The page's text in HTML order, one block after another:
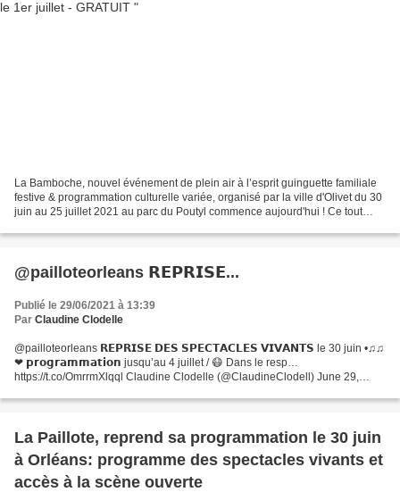
La Bamboche, nouvel événement de plein air à l’esprit guinguette familiale
festive & programmation culturelle variée, organisé par la ville d'Olivet du 30
juin au 25 juillet 2021 au parc du Poutyl commence aujourd'hui ! Ce tout
@pailloteorleans 𝗥𝗘𝗣𝗥𝗜𝗦𝗘...
Publié le 29/06/2021 à 13:39
Par Claudine Clodelle
@pailloteorleans 𝗥𝗘𝗣𝗥𝗜𝗦𝗘 𝗗𝗘𝗦 𝗦𝗣𝗘𝗖𝗧𝗔𝗖𝗟𝗘𝗦 𝗩𝗜𝗩𝗔𝗡𝗧𝗦 le 30 juin •♫♫
❤ 𝗽𝗿𝗼𝗴𝗿𝗮𝗺𝗺𝗮𝘁𝗶𝗼𝗻 jusqu’au 4 juillet / 😷 Dans le resp…
https://t.co/OmrrmXlqql Claudine Clodelle (@ClaudineClodell) June 29,
La Paillote, reprend sa programmation le 30 juin
à Orléans: programme des spectacles vivants et
accès à la scène ouverte